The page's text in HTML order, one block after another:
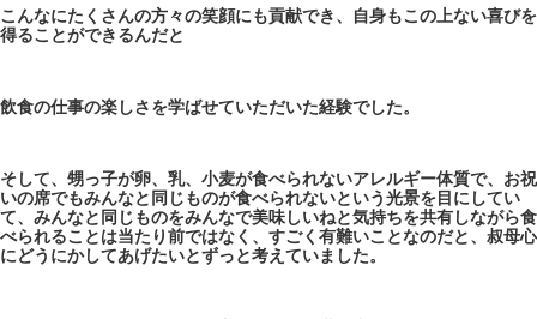
こんなにたくさんの方々の笑顔にも貢献でき、自身もこの上ない喜びを
得ることができるんだと
飲食の仕事の楽しさを学ばせていただいた経験でした。
そして、甥っ子が卵、乳、小麦が食べられないアレルギー体質で、お祝
いの席でもみんなと同じものが食べられないという光景を目にしてい
て、みんなと同じものをみんなで美味しいねと気持ちを共有しながら食
べられることは当たり前ではなく、すごく有難いことなのだと、叔母心
にどうにかしてあげたいとずっと考えていました。